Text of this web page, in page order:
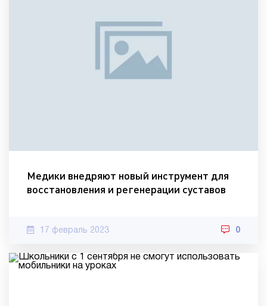
Медики внедряют новый инструмент для
восстановления и регенерации суставов
17 февраль 2023 0